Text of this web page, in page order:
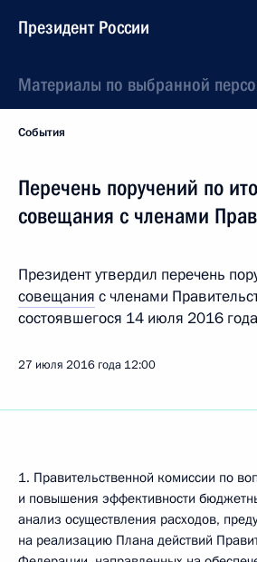
Президент России
Материалы по выбранной
События
Перечень поручений по
совещания с членами
Президент утвердил перечень
совещания с членами
состоявшегося 14 июля 2016
27 июля 2016 года 12:00
1. Правительственной комиссии по
и повышения эффективности
анализ осуществления расходов,
на реализацию Плана действий